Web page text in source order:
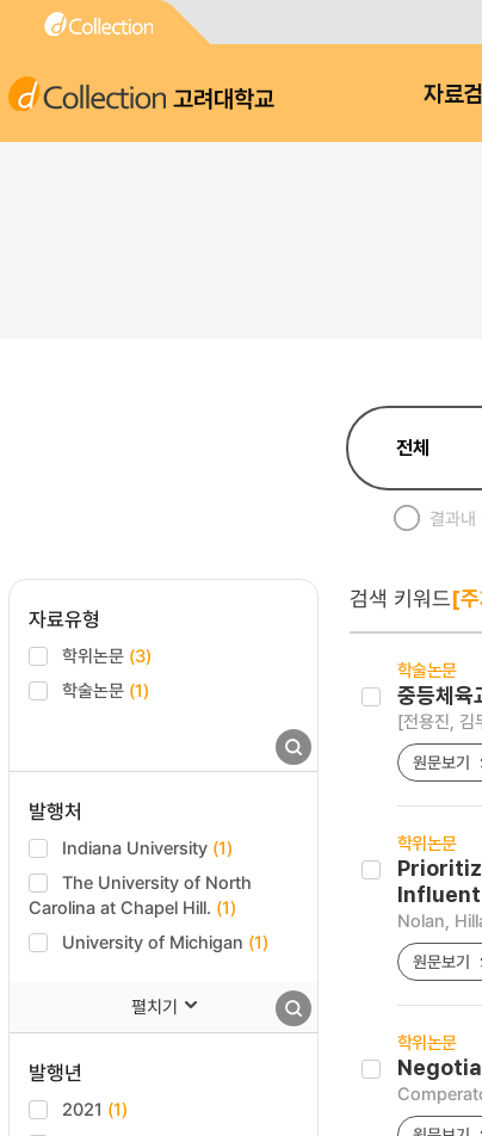
고려대학교 자료
결과내
자료유형
학위논문 (3)
학술논문 (1)
발행처
Indiana University (1)
The University of North
Carolina at Chapel Hill. (1)
University of Michigan (1)
펼치기
발행년
2021 (1)
검색 키워드[
학술논문
중등체육
[전용진, 김
원문보기
학위논문
Nolan,
원문보기
학위논문